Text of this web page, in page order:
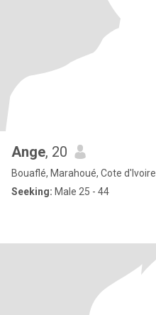
Ange, 20
Bouaflé, Marahoué, Cote d'Ivoire
Seeking: Male 25 - 44